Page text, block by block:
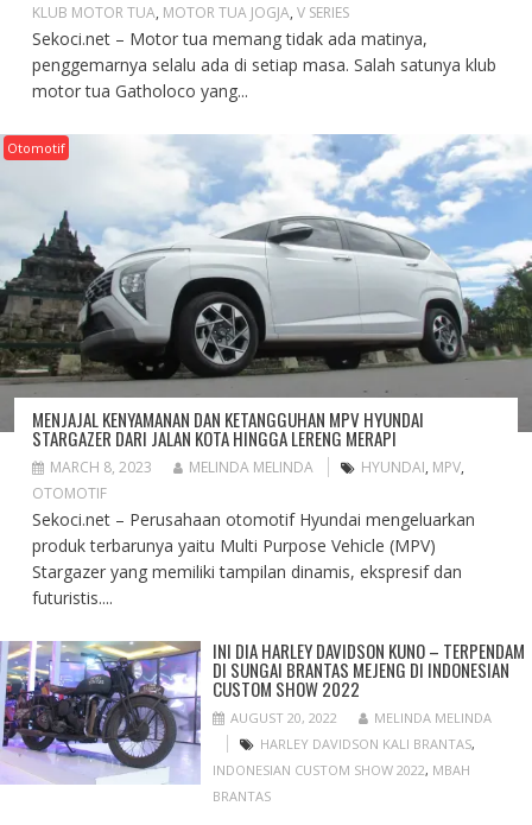
KLUB MOTOR TUA, MOTOR TUA JOGJA, V SERIES
Sekoci.net – Motor tua memang tidak ada matinya,
penggemarnya selalu ada di setiap masa. Salah satunya klub
motor tua Gatholoco yang...
Otomotif
MENJAJAL KENYAMANAN DAN KETANGGUHAN MPV HYUNDAI
STARGAZER DARI JALAN KOTA HINGGA LERENG MERAPI
MARCH 8, 2023 MELINDA MELINDA HYUNDAI, MPV,
OTOMOTIF
Sekoci.net – Perusahaan otomotif Hyundai mengeluarkan
produk terbarunya yaitu Multi Purpose Vehicle (MPV)
Stargazer yang memiliki tampilan dinamis, ekspresif dan
futuristis....
INI DIA HARLEY DAVIDSON KUNO – TERPENDAM
DI SUNGAI BRANTAS MEJENG DI INDONESIAN
CUSTOM SHOW 2022
AUGUST 20, 2022
MELINDA MELINDA
HARLEY DAVIDSON KALI BRANTAS,
INDONESIAN CUSTOM SHOW 2022, MBAH
BRANTAS